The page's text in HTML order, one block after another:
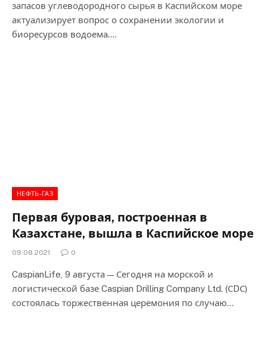
запасов углеводородного сырья в Каспийском море
актуализирует вопрос о сохранении экологии и
биоресурсов водоема.…
НЕФТЬ-ГАЗ
Первая буровая, построенная в
Казахстане, вышла в Каспийское море
09.08.2021 0
CaspianLife, 9 августа — Сегодня на морской и
логистической базе Caspian Drilling Company Ltd. (СDС)
состоялась торжественная церемония по случаю…